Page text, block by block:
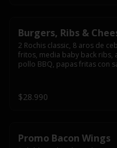
Burgers, Ribs &
2 Rochis classic, 8 aros de
fritos, media baby back ribs,
pollo BBQ, papas fritas con
$28.990
Promo Bacon Wings